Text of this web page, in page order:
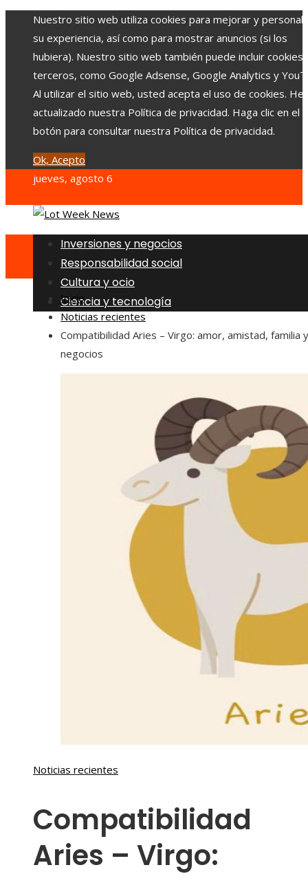
Nuestro sitio web utiliza cookies para mejorar y
su experiencia, así como para mostrar anuncios (si los
hubiera). Nuestro sitio web también puede incluir cookies
terceros, como Google Adsense, Google Analytics y
Al utilizar el sitio web, usted acepta el uso de cookies.
actualizado nuestra Política de privacidad. Haga clic en el
botón para consultar nuestra Política de privacidad.
Ok, Acepto
jueves, agosto 6
Inversiones y negocios
Responsabilidad social
Cultura y ocio
Ciencia y tecnología
Inicio
Noticias recientes
Compatibilidad Aries – Virgo: amor, amistad, familia y
negocios
Noticias recientes
Compatibilidad
Aries – Virgo: